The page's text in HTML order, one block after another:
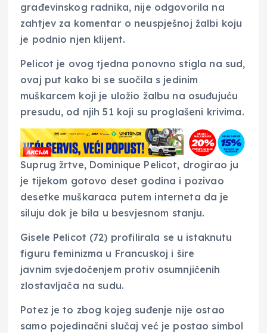
građevinskog radnika, nije odgovorila na
zahtjev za komentar o neuspješnoj žalbi koju
je podnio njen klijent.
Pelicot je ovog tjedna ponovno stigla na sud,
ovaj put kako bi se suočila s jedinim
muškarcem koji je uložio žalbu na osuđujuću
presudu, od njih 51 koji su proglašeni krivima.
Suprug žrtve, Dominique Pelicot, drogirao ju
je tijekom gotovo deset godina i pozivao
desetke muškaraca putem interneta da je
siluju dok je bila u besvjesnom stanju.
Gisele Pelicot (72) profilirala se u istaknutu
figuru feminizma u Francuskoj i šire
javnim svjedočenjem protiv osumnjičenih
zlostavljača na sudu.
Potez je to zbog kojeg suđenje nije ostao
samo pojedinačni slučaj već je postao simbol